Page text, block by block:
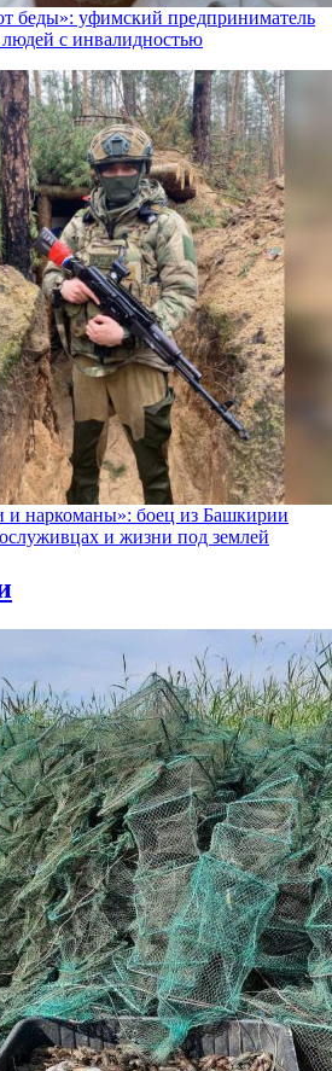
беды»: уфимский предприниматель
с инвалидностью
и наркоманы»: боец из Башкирии
и жизни под землей